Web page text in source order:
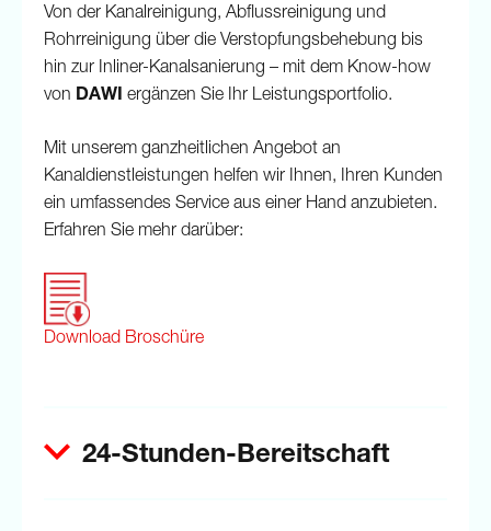
Von der Kanalreinigung, Abflussreinigung und
Rohrreinigung über die Verstopfungsbehebung bis
hin zur Inliner-Kanalsanierung – mit dem Know-how
von DAWI ergänzen Sie Ihr Leistungsportfolio.
Mit unserem ganzheitlichen Angebot an
Kanaldienstleistungen helfen wir Ihnen, Ihren Kunden
ein umfassendes Service aus einer Hand anzubieten.
Erfahren Sie mehr darüber:
Download Broschüre
24-Stunden-Bereitschaft